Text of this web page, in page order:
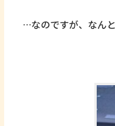
…なのですが、なんと